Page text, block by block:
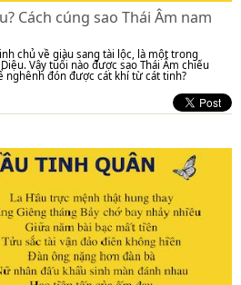
Cách cúng sao Thái Âm nam
chủ về giàu sang tài lộc, là một trong
Vậy tuổi nào được sao Thái Âm chiếu
nghênh đón được cát khí từ cát tinh?